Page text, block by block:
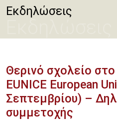
Εκδηλώσεις
Θερινό σχολείο
EUNICE European
Σεπτεμβρίου) –
συμμετοχής